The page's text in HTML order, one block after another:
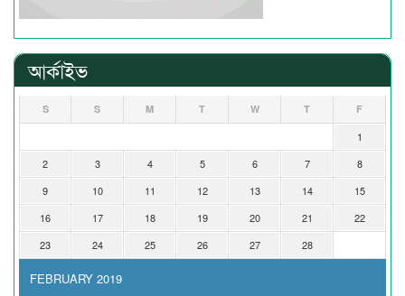
আর্কাইভ
FEBRUARY 2019
S S M T W T F
1
2
3 4 5 6 7
8
9
10 11 12 13 14
15
16
17 18 19 20 21
22
23
24 25 26 27 28